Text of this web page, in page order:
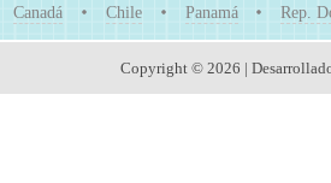
Canadá Chile Panamá Rep.
Copyright © 2026 |